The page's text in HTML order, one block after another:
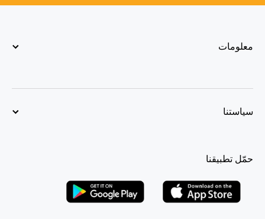
معلومات
سياستنا
حمّل تطبيقنا